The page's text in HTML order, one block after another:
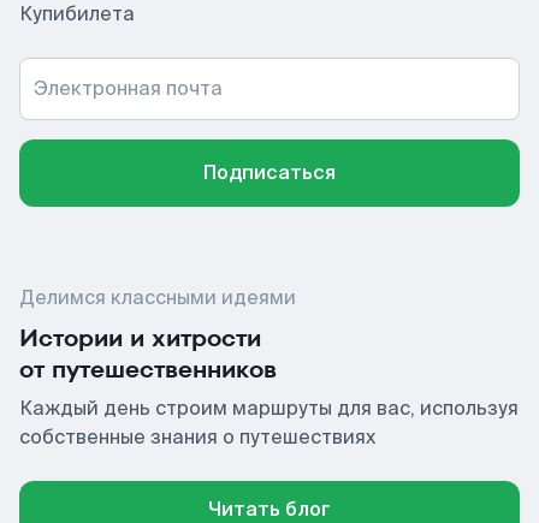
Купибилета
Электронная почта
Подписаться
Делимся классными идеями
Истории и хитрости
от путешественников
Каждый день строим маршруты для вас, используя
собственные знания о путешествиях
Читать блог